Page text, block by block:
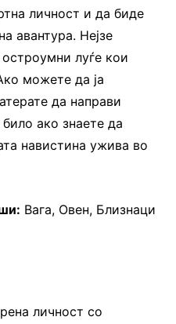
личност и да биде
авантура. Нејзе
луѓе кои
можете да ја
да направи
ако знаете да
навистина ужива во
Вага, Овен, Близнаци
личност со